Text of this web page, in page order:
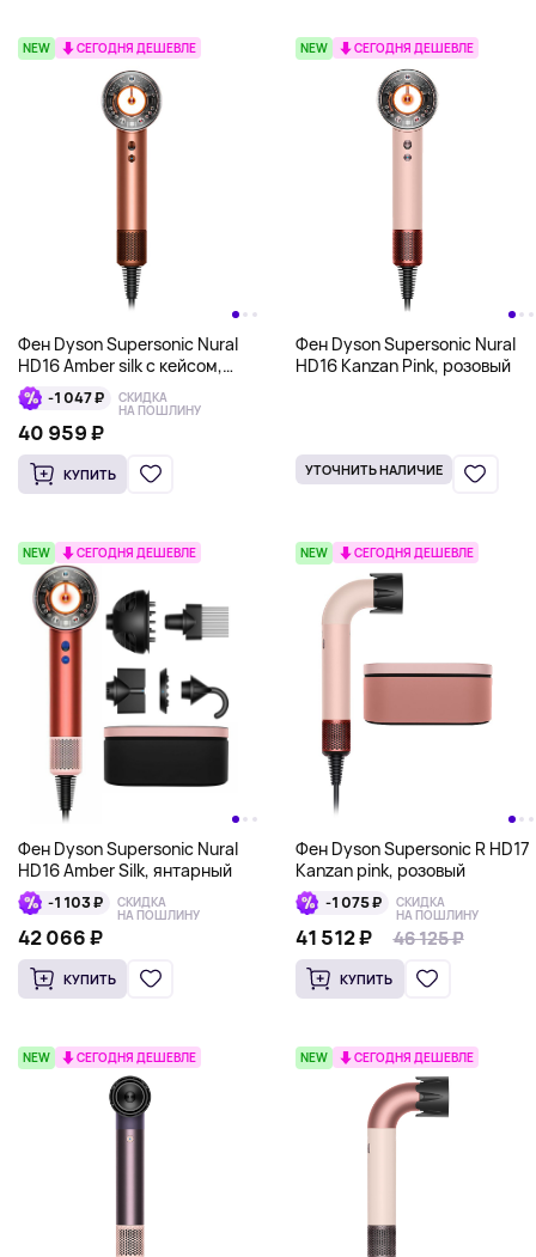
NEW СЕГОДНЯ ДЕШЕВЛЕ
Фен Dyson Supersonic Nural
HD16 Amber silk с кейсом,
янтарный/шелк
-1 047 ₽ СКИДКА
НА ПОШЛИНУ
40 959 ₽
КУПИТЬ
NEW СЕГОДНЯ ДЕШЕВЛЕ
Фен Dyson Supersonic Nural
HD16 Kanzan Pink, розовый
УТОЧНИТЬ НАЛИЧИЕ
NEW СЕГОДНЯ ДЕШЕВЛЕ
Фен Dyson Supersonic Nural
HD16 Amber Silk, янтарный
-1 103 ₽ СКИДКА
НА ПОШЛИНУ
42 066 ₽
КУПИТЬ
NEW СЕГОДНЯ ДЕШЕВЛЕ
Фен Dyson Supersonic R HD17
Kanzan pink, розовый
-1 075 ₽ СКИДКА
НА ПОШЛИНУ
46 125 ₽
41 512 ₽ 46 125 ₽
КУПИТЬ
NEW СЕГОДНЯ ДЕШЕВЛЕ NEW СЕГОДНЯ ДЕШЕВЛЕ